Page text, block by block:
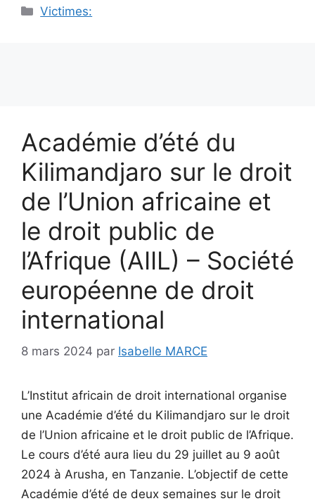
Catégories
Victimes:
Académie d’été du
Kilimandjaro sur le droit
de l’Union africaine et
le droit public de
l’Afrique (AIIL) – Société
européenne de droit
international
8 mars 2024 par Isabelle MARCE
L’Institut africain de droit international organise
une Académie d’été du Kilimandjaro sur le droit
de l’Union africaine et le droit public de l’Afrique.
Le cours d’été aura lieu du 29 juillet au 9 août
2024 à Arusha, en Tanzanie. L’objectif de cette
Académie d’été de deux semaines sur le droit